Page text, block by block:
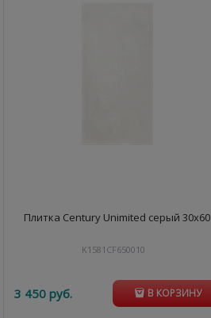
Плитка Century Unimited серый 30х60
K1581CF650010
3 450 руб. В КОРЗИНУ